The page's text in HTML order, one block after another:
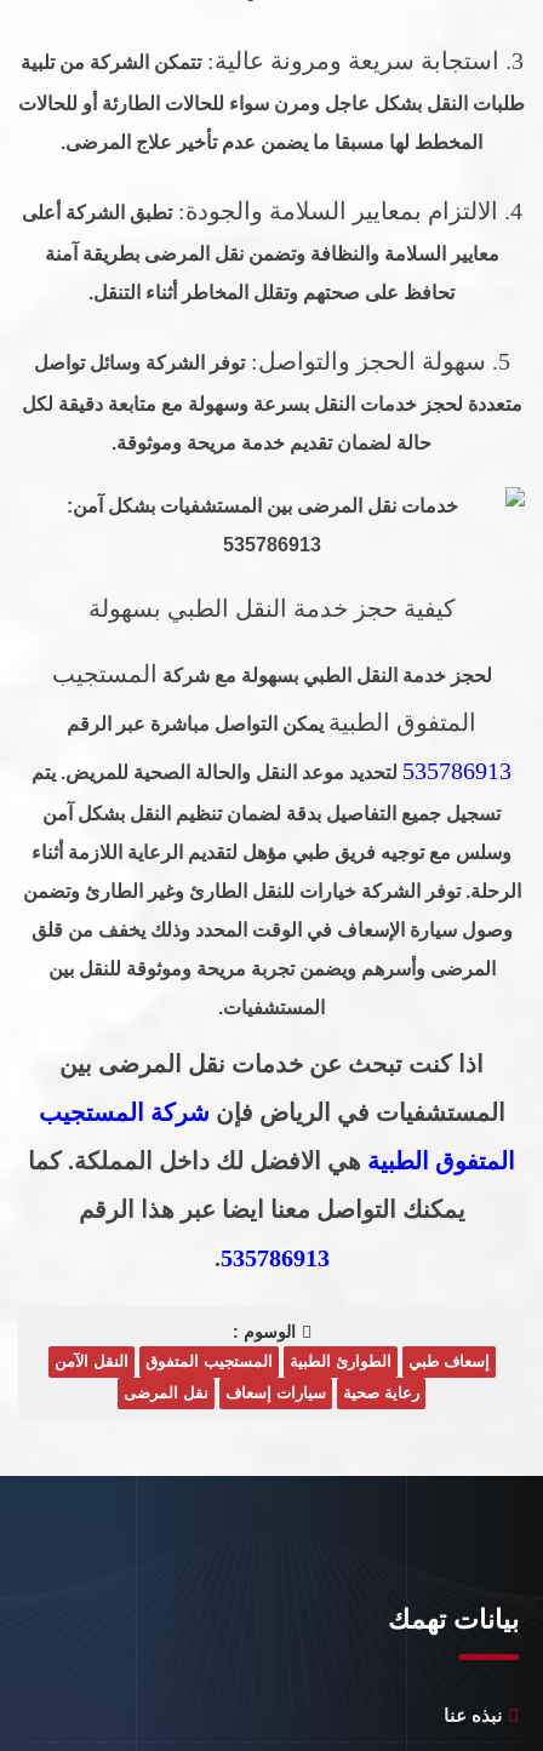
3. استجابة سريعة ومرونة عالية:
تتمكن الشركة من تلبية
طلبات النقل بشكل عاجل ومرن سواء للحالات الطارئة أو للحالات
المخطط لها مسبقا ما يضمن عدم تأخير علاج المرضى.
4. الالتزام بمعايير السلامة والجودة:
تطبق الشركة أعلى
معايير السلامة والنظافة وتضمن نقل المرضى بطريقة آمنة
تحافظ على صحتهم وتقلل المخاطر أثناء التنقل.
5. سهولة الحجز والتواصل:
توفر الشركة وسائل تواصل
متعددة لحجز خدمات النقل بسرعة وسهولة مع متابعة دقيقة لكل
حالة لضمان تقديم خدمة مريحة وموثوقة.
كيفية حجز خدمة النقل الطبي بسهولة
لحجز خدمة النقل الطبي بسهولة مع شركة
المستجيب
المتفوق الطبية يمكن التواصل مباشرة عبر الرقم
535786913 لتحديد موعد النقل والحالة الصحية للمريض. يتم
تسجيل جميع التفاصيل بدقة لضمان تنظيم النقل بشكل آمن
وسلس مع توجيه فريق طبي مؤهل لتقديم الرعاية اللازمة أثناء
الرحلة. توفر الشركة خيارات للنقل الطارئ وغير الطارئ وتضمن
وصول سيارة الإسعاف في الوقت المحدد وذلك يخفف من قلق
المرضى وأسرهم ويضمن تجربة مريحة وموثوقة للنقل بين
المستشفيات.
اذا كنت تبحث عن خدمات نقل المرضى بين
المستشفيات في الرياض فإن شركة المستجيب
المتفوق الطبية هي الافضل لك داخل المملكة. كما
يمكنك التواصل معنا ايضا عبر هذا الرقم
535786913
.
الوسوم :
إسعاف طبي الطوارئ الطبية المستجيب المتفوق
النقل الآمن
رعاية صحية
سيارات إسعاف نقل المرضى
بيانات تهمك
نبذه عنا